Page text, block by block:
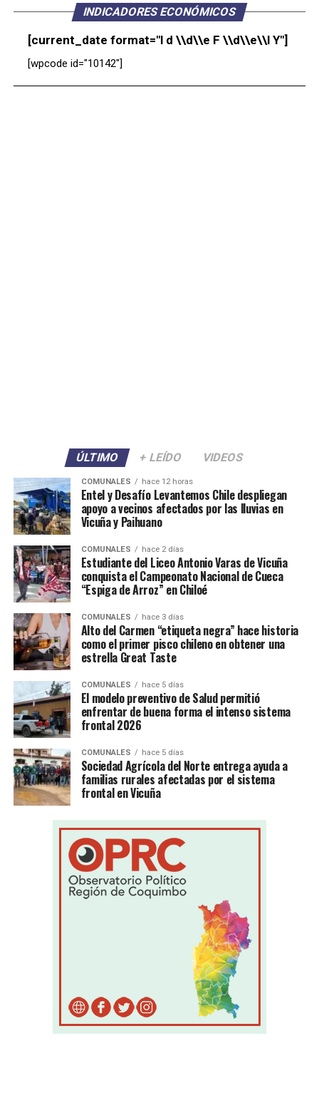
INDICADORES ECONÓMICOS
[current_date format="l d \\d\\e F \\d\\e\\l Y"]
[wpcode id="10142"]
ÚLTIMO + LEÍDO VIDEOS
COMUNALES hace 12 horas
Entel y Desafío Levantemos Chile despliegan
apoyo a vecinos afectados por las lluvias en
Vicuña y Paihuano
COMUNALES hace 2 días
Estudiante del Liceo Antonio Varas de Vicuña
conquista el Campeonato Nacional de Cueca
“Espiga de Arroz” en Chiloé
COMUNALES hace 3 días
Alto del Carmen “etiqueta negra” hace historia
como el primer pisco chileno en obtener una
estrella Great Taste
COMUNALES hace 5 días
El modelo preventivo de Salud permitió
enfrentar de buena forma el intenso sistema
frontal 2026
COMUNALES hace 5 días
Sociedad Agrícola del Norte entrega ayuda a
familias rurales afectadas por el sistema
frontal en Vicuña